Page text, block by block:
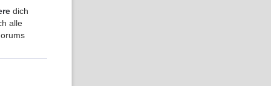
dich
alle